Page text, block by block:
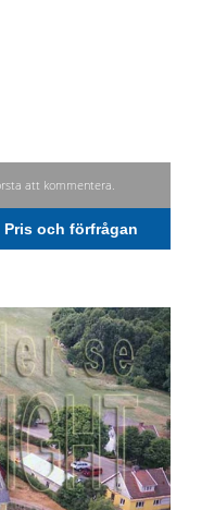
att kommentera.
Pris och förfrågan